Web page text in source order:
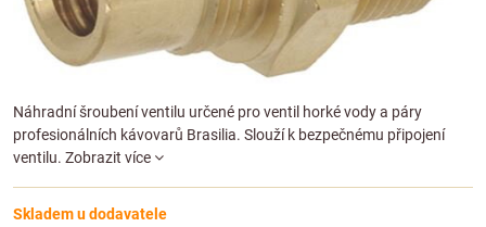
Náhradní šroubení ventilu určené pro ventil horké vody a páry
profesionálních kávovarů Brasilia. Slouží k bezpečnému připojení
ventilu. Zobrazit více
Skladem u dodavatele